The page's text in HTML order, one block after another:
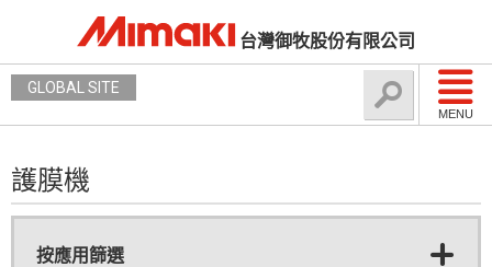
台灣御牧股份有限公司
MENU
GLOBAL SITE
護膜機
按應用篩選